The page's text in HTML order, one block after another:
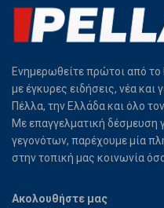
Ενημερωθείτε πρώτοι από
με έγκυρες ειδήσεις, νέα και
Πέλλα, την Ελλάδα και όλο
Με επαγγελματική δέσμευση
γεγονότων, παρέχουμε μία
στην τοπική μας κοινωνία
Ακολουθήστε μας